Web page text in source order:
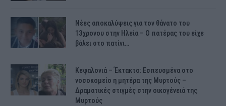
Νέες αποκαλύψεις για τον θάνατο του
13χρονου στην Ηλεία – Ο πατέρας του είχε
βάλει στο πατίνι…
Κεφαλονιά – Έκτακτο: Εσπευσμένα στο
νοσοκομείο η μητέρα της Μυρτούς –
Δραματικές στιγμές στην οικογένειά της
Μυρτούς